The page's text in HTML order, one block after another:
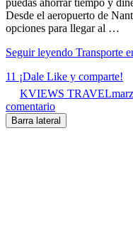
Desde el aeropuerto de
opciones para llegar al …
Seguir leyendo Transporte
11 ¡Dale Like y comparte!
KVIEWS TRAVEL
comentario
Barra lateral